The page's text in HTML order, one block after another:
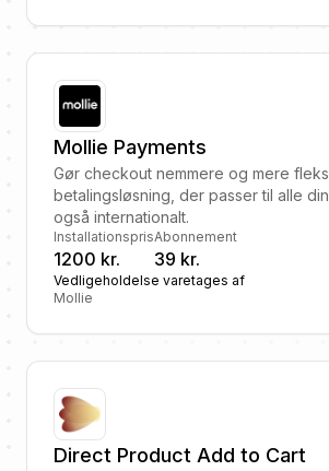
Mollie Payments
Gør checkout nemmere og mere
betalingsløsning, der passer til alle
også internationalt.
Installationspris
1200 kr.
Abonnement
39 kr.
Vedligeholdelse varetages af
Mollie
Direct Product Add to Cart